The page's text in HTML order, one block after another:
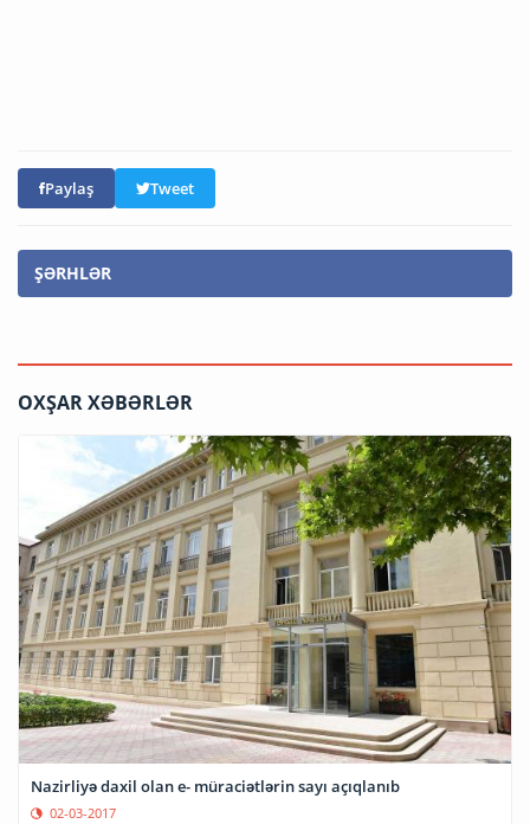
Paylaş Tweet
ŞƏRHLƏR
OXŞAR XƏBƏRLƏR
Nazirliyə daxil olan e- müraciətlərin sayı açıqlanıb
02-03-2017